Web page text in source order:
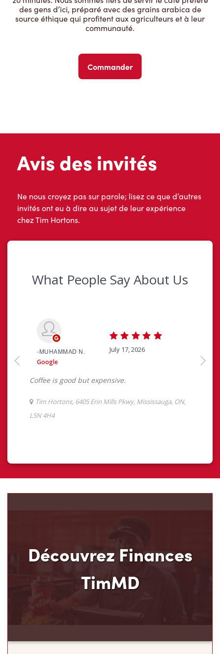
des gens d’ici, préparé avec des grains arabica de
source éthique qui profitent aux agriculteurs et à leur
communauté.
Commander
Avis des invités
Ne nous croyez pas sur parole; lisez ce que d’autres
invités ont eu à dire au sujet de leur expérience
chez Tim Hortons.
Découvrez Finances
TimMD